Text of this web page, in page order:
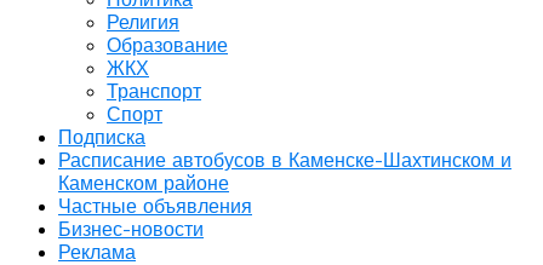
Религия
Образование
ЖКХ
Транспорт
Спорт
Подписка
Расписание автобусов в Каменске-Шахтинском и
Каменском районе
Частные объявления
Бизнес-новости
Реклама